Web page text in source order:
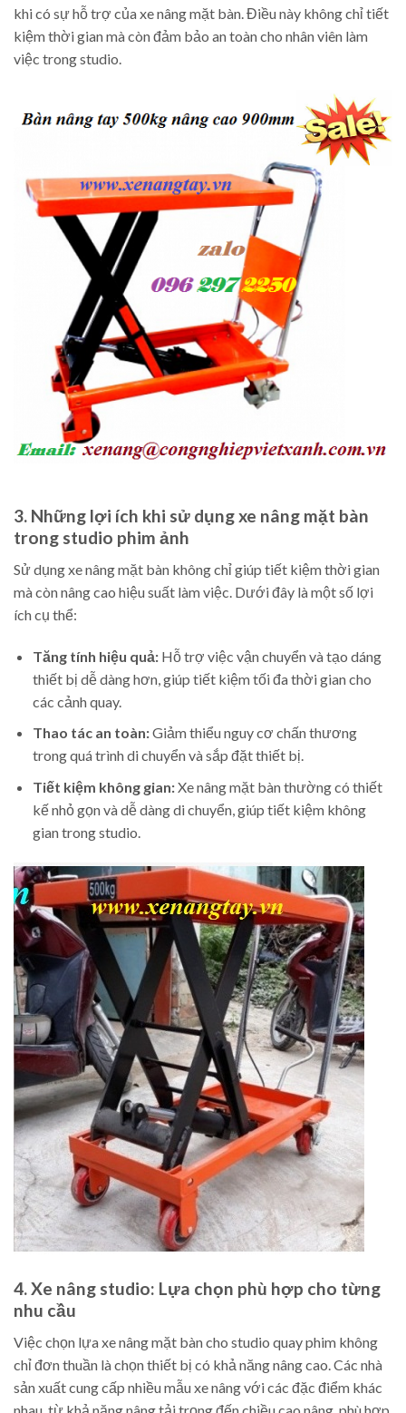
khi có sự hỗ trợ của xe nâng mặt bàn. Điều này không chỉ tiết
kiệm thời gian mà còn đảm bảo an toàn cho nhân viên làm
việc trong studio.
3. Những lợi ích khi sử dụng xe nâng mặt bàn
trong studio phim ảnh
Sử dụng xe nâng mặt bàn không chỉ giúp tiết kiệm thời gian
mà còn nâng cao hiệu suất làm việc. Dưới đây là một số lợi
ích cụ thể:
Tăng tính hiệu quả:Hỗ trợ việc vận chuyển và tạo dáng
thiết bị dễ dàng hơn, giúp tiết kiệm tối đa thời gian cho
các cảnh quay.
Thao tác an toàn:Giảm thiểu nguy cơ chấn thương
trong quá trình di chuyển và sắp đặt thiết bị.
Tiết kiệm không gian:Xe nâng mặt bàn thường có thiết
kế nhỏ gọn và dễ dàng di chuyển, giúp tiết kiệm không
gian trong studio.
4. Xe nâng studio: Lựa chọn phù hợp cho từng
nhu cầu
Việc chọn lựa xe nâng mặt bàn cho studio quay phim không
chỉ đơn thuần là chọn thiết bị có khả năng nâng cao. Các nhà
sản xuất cung cấp nhiều mẫu xe nâng với các đặc điểm khác